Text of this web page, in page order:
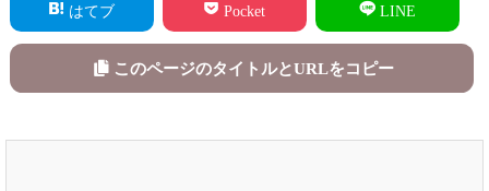
はてブ Pocket LINE
このページのタイトルとURLをコピー